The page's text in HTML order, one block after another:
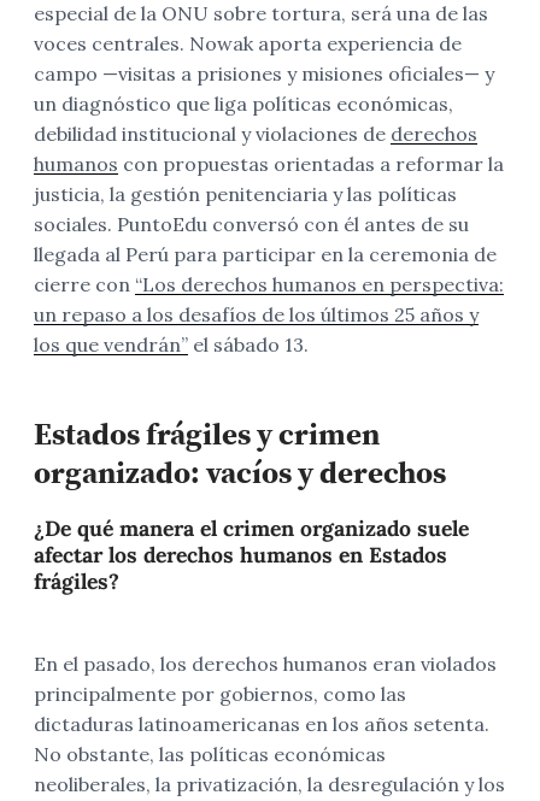
especial de la ONU sobre tortura, será una de las
voces centrales. Nowak aporta experiencia de
campo —visitas a prisiones y misiones oficiales— y
un diagnóstico que liga políticas económicas,
debilidad institucional y violaciones de derechos
humanos con propuestas orientadas a reformar la
justicia, la gestión penitenciaria y las políticas
sociales. PuntoEdu conversó con él antes de su
llegada al Perú para participar en la ceremonia de
cierre con “Los derechos humanos en perspectiva:
un repaso a los desafíos de los últimos 25 años y
los que vendrán” el sábado 13.
Estados frágiles y crimen
organizado: vacíos y derechos
¿De qué manera el crimen organizado suele
afectar los derechos humanos en Estados
frágiles?
En el pasado, los derechos humanos eran violados
principalmente por gobiernos, como las
dictaduras latinoamericanas en los años setenta.
No obstante, las políticas económicas
neoliberales, la privatización, la desregulación y los